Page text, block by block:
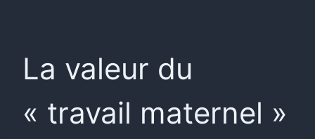
La valeur du
« travail maternel »